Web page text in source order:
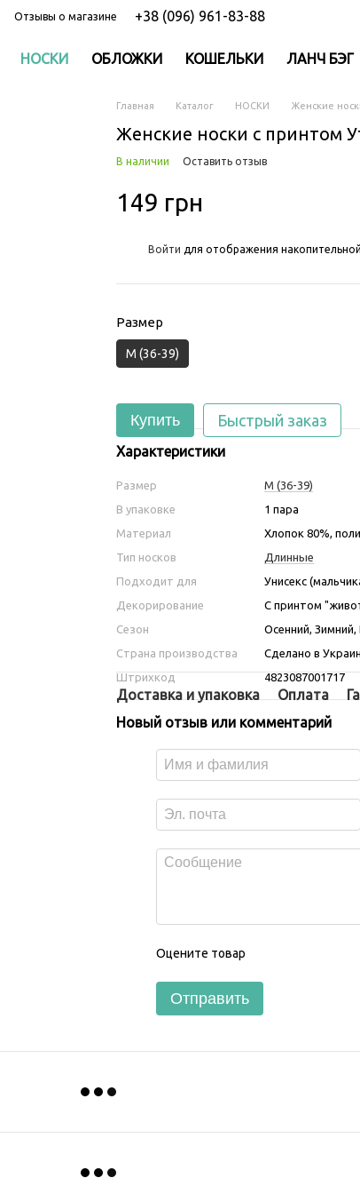
Отзывы о магазине +38 (096) 961-83-88
НОСКИ ОБЛОЖКИ КОШЕЛЬКИ ЛАНЧ БЭГ
Главная Каталог НОСКИ Женские
Женские носки с принтом
В наличии Оставить отзыв
149 грн
Войти для отображения
Размер
M (36-39)
Купить Быстрый заказ
Характеристики
Размер
M (36-39)
В упаковке
1 пара
Материал
Хлопок 80%,
Тип носков
Длинные
Подходит для
Унисекс
Декорирование
С принтом
Сезон
Осенний,
Страна производства
Сделано в
Штрихкод
4823087001717
Доставка и упаковка Оплата
Новый отзыв или комментарий
Оцените товар
Отправить